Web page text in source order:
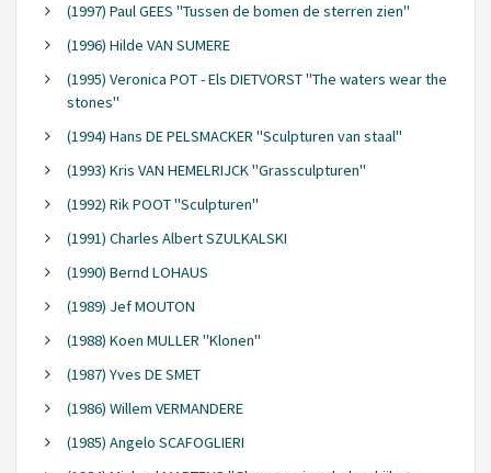
(1997) Paul GEES "Tussen de bomen de sterren zien"
(1996) Hilde VAN SUMERE
(1995) Veronica POT - Els DIETVORST "The waters wear the
stones"
(1994) Hans DE PELSMACKER "Sculpturen van staal"
(1993) Kris VAN HEMELRIJCK "Grassculpturen"
(1992) Rik POOT "Sculpturen"
(1991) Charles Albert SZULKALSKI
(1990) Bernd LOHAUS
(1989) Jef MOUTON
(1988) Koen MULLER "Klonen"
(1987) Yves DE SMET
(1986) Willem VERMANDERE
(1985) Angelo SCAFOGLIERI